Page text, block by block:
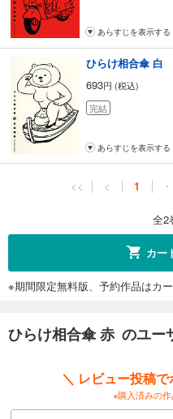
あらすじを表示する
ひらけ相合傘 白
693円 (税込)
完結
あらすじを表示する
<< < 1 ・
全2
カー
※期間限定無料版、予約作品はカ
ひらけ相合傘 赤 のユー
＼ レビュー投稿
※購入済みの